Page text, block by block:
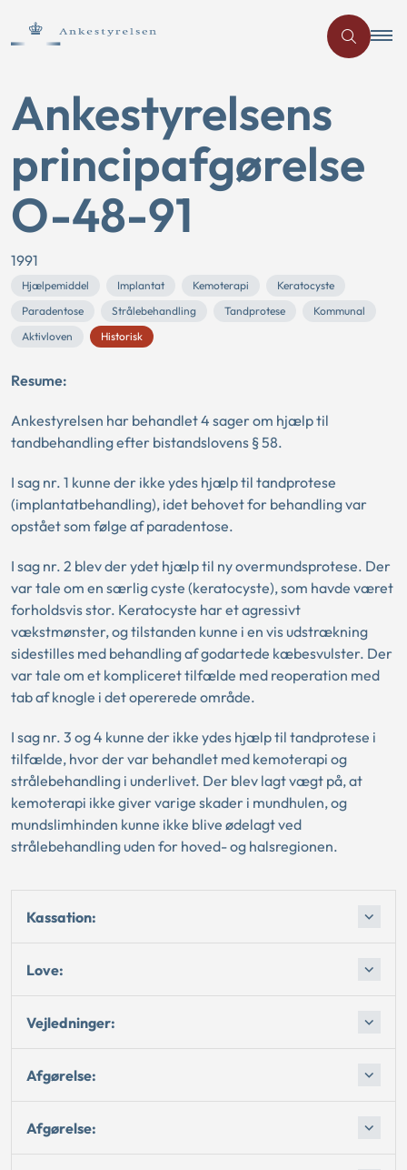
Ankestyrelsens
principafgørelse
O-48-91
1991
Hjælpemiddel Implantat Kemoterapi
Keratocyste
Paradentose
Strålebehandling Tandprotese
Kommunal
Aktivloven
Historisk
Resume:
Ankestyrelsen har behandlet 4 sager om hjælp til
tandbehandling efter bistandslovens § 58.
I sag nr. 1 kunne der ikke ydes hjælp til tandprotese
(implantatbehandling), idet behovet for behandling var
opstået som følge af paradentose.
I sag nr. 2 blev der ydet hjælp til ny overmundsprotese. Der
var tale om en særlig cyste (keratocyste), som havde været
forholdsvis stor. Keratocyste har et agressivt
vækstmønster, og tilstanden kunne i en vis udstrækning
sidestilles med behandling af godartede kæbesvulster. Der
var tale om et kompliceret tilfælde med reoperation med
tab af knogle i det opererede område.
I sag nr. 3 og 4 kunne der ikke ydes hjælp til tandprotese i
tilfælde, hvor der var behandlet med kemoterapi og
strålebehandling i underlivet. Der blev lagt vægt på, at
kemoterapi ikke giver varige skader i mundhulen, og
mundslimhinden kunne ikke blive ødelagt ved
strålebehandling uden for hoved- og halsregionen.
Kassation:
Love:
Vejledninger:
Afgørelse:
Afgørelse: